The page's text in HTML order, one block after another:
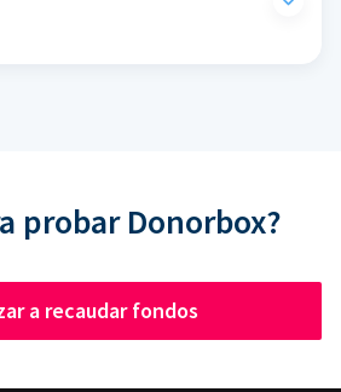
probar Donorbox?
a recaudar fondos